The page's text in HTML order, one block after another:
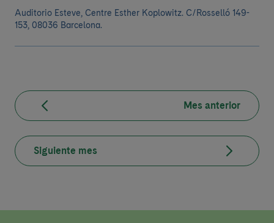
Auditorio Esteve, Centre Esther Koplowitz. C/Rosselló 149-
153, 08036 Barcelona.
Mes anterior
Siguiente mes